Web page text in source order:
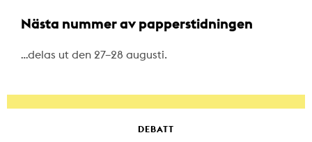
Nästa nummer av papperstidningen
…delas ut den 27–28 augusti.
DEBATT